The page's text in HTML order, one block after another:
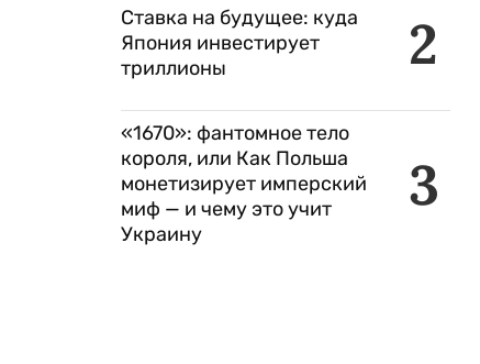
2
Ставка на будущее: куда
Япония инвестирует
триллионы
3
«1670»: фантомное тело
короля, или Как Польша
монетизирует имперский
миф — и чему это учит
Украину